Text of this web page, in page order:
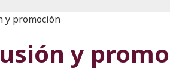
y promoción​
y